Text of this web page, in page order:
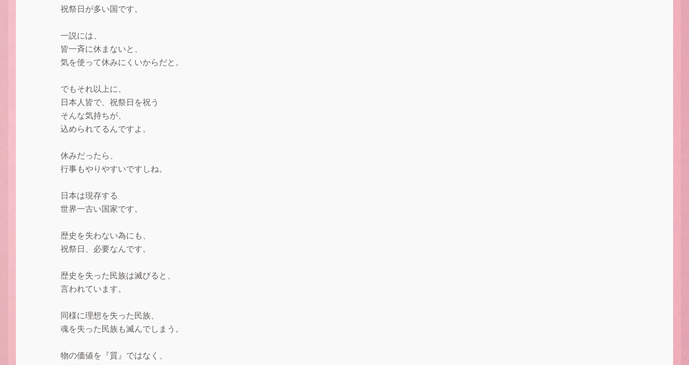
祝祭日が多い国です。
一説には、
皆一斉に休まないと、
気を使って休みにくいからだと。
でもそれ以上に、
日本人皆で、祝祭日を祝う
そんな気持ちが、
込められてるんですよ。
休みだったら、
行事もやりやすいですしね。
日本は現存する
世界一古い国家です。
歴史を失わない為にも、
祝祭日、必要なんです。
歴史を失った民族は滅びると、
言われています。
同様に理想を失った民族、
魂を失った民族も滅んでしまう。
物の価値を『質』ではなく、